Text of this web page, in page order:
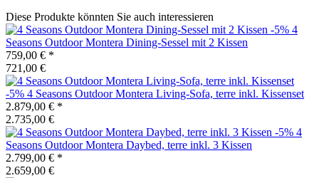
Diese Produkte könnten Sie auch interessieren
-5% 4
Seasons OutdoorMontera Dining-Sessel mit 2 Kissen
759,00 € *
721,00 €
-5% 4 Seasons OutdoorMontera Living-Sofa, terre inkl. Kissenset
2.879,00 € *
2.735,00 €
-5% 4
Seasons OutdoorMontera Daybed, terre inkl. 3 Kissen
2.799,00 € *
2.659,00 €